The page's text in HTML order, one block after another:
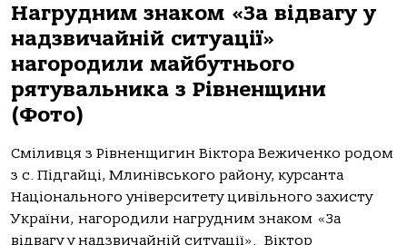
Нагрудним знаком «За відвагу у
надзвичайній ситуації»
нагородили майбутнього
рятувальника з Рівненщини
(Фото)
Сміливця з Рівненщигин Віктора Вежиченко родом
з с. Підгайці, Млинівського району, курсанта
Національного університету цивільного захисту
України, нагородили нагрудним знаком «За
відвагу у надзвичайній ситуації». Віктор